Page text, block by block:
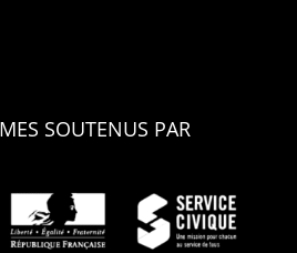
SOUTENUS PAR